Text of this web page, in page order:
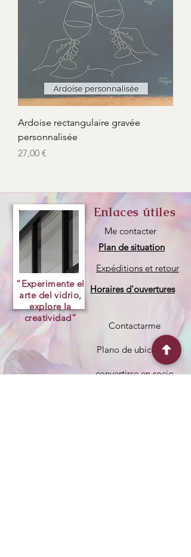
Ardoise rectangulaire gravée
personnalisée
Precio
27,00 €
“Experimente el
arte del vidrio,
explore la
creatividad”
Enlaces útiles
Me contacter
Plan de situation
Expéditions et retour
Horaires d'ouvertures
Contactarme
Plano de ubicación
convertirse en socio